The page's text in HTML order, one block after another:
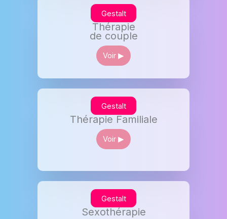
Gestalt
Thérapie
de couple
Voir ▶︎
Gestalt
Thérapie Familiale
Voir ▶︎
Gestalt
Sexothérapie